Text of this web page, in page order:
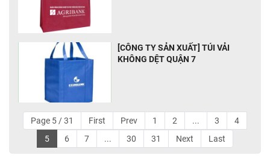
[CÔNG TY SẢN XUẤT] TÚI VẢI
KHÔNG DỆT QUẬN 7
Page 5 / 31 First Prev 1 2 ... 3
4
5
6 7 ... 30 31 Next Last